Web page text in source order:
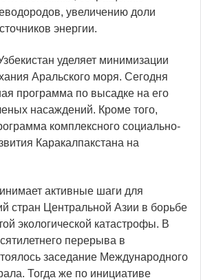
увеличению доли
энергии.
уделяет минимизации
Аральского моря. Сегодня
программа по высадке на его
насаж­дений. Кроме того,
комплексного социально-
Каракалпакстана на
активные шаги для
стран Центральной Азии в борьбе
экологической катастрофы. В
перерыва в
заседание Международного
Тогда же по инициативе